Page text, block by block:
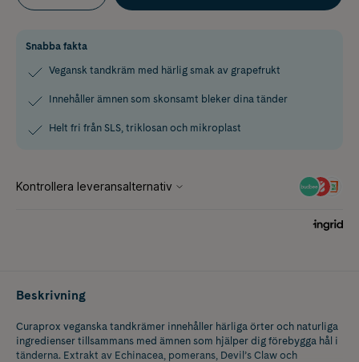
Snabba fakta
Vegansk tandkräm med härlig smak av grapefrukt
Innehåller ämnen som skonsamt bleker dina tänder
Helt fri från SLS, triklosan och mikroplast
Beskrivning
Curaprox veganska tandkrämer innehåller härliga örter och naturliga
ingredienser tillsammans med ämnen som hjälper dig förebygga hål i
tänderna. Extrakt av Echinacea, pomerans, Devil’s Claw och